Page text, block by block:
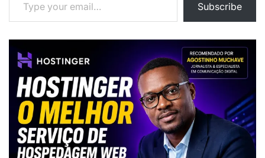
Subscribe